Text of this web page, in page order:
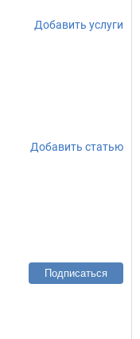
Добавить услуги
Добавить статью
Подписаться